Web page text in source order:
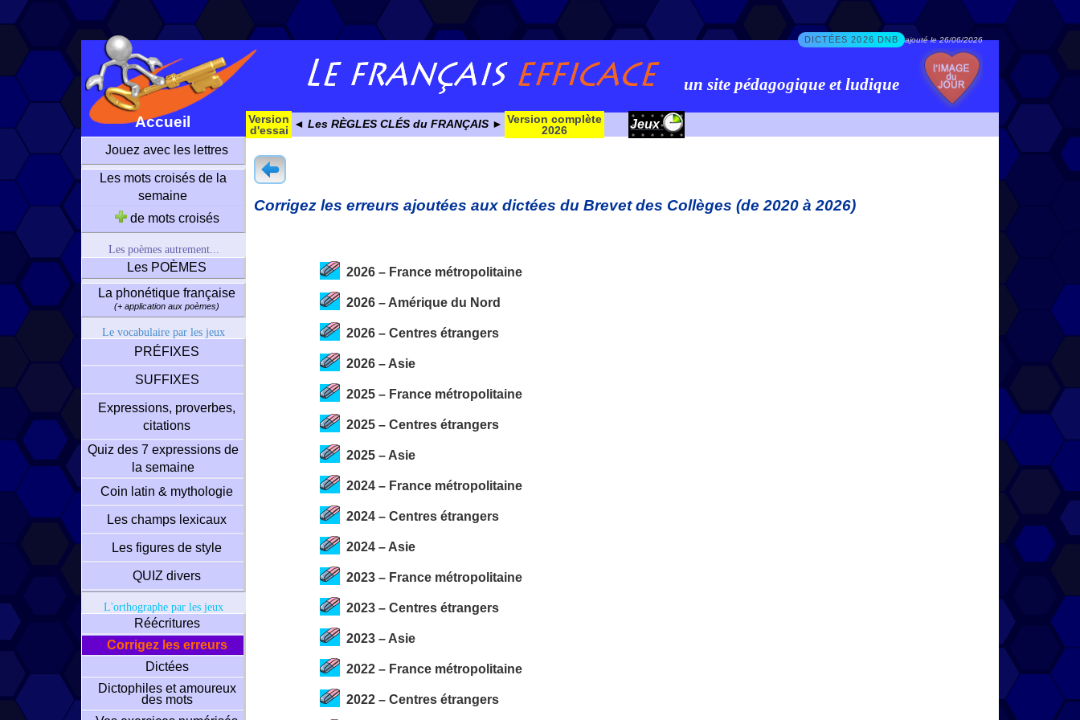
DICTÉES 2026 DNB ajouté le 26/06/2026
un site pédagogique et ludique
Accueil
Version
d'essai
◄ Les RÈGLES CLÉS du FRANÇAIS ► Version complète
2026
Jeux
Jouez avec les lettres
Les mots croisés de la
semaine
de mots croisés
Les poèmes autrement...
Les POÈMES
La phonétique française
(+ application aux poèmes)
Le vocabulaire par les jeux
PRÉFIXES
SUFFIXES
Expressions, proverbes,
citations
Quiz des 7 expressions de
la semaine
Coin latin & mythologie
Les champs lexicaux
Les figures de style
QUIZ divers
L'orthographe par les jeux
Réécritures
Corrigez les erreurs
Dictées
Dictophiles et amoureux
des mots
Corrigez les erreurs ajoutées aux dictées du Brevet des Collèges (de 2020 à 2026)
2026 – France métropolitaine
2026 – Amérique du Nord
2026 – Centres étrangers
2026 – Asie
2025 – France métropolitaine
2025 – Centres étrangers
2025 – Asie
2024 – France métropolitaine
2024 – Centres étrangers
2024 – Asie
2023 – France métropolitaine
2023 – Centres étrangers
2023 – Asie
2022 – France métropolitaine
2022 – Centres étrangers